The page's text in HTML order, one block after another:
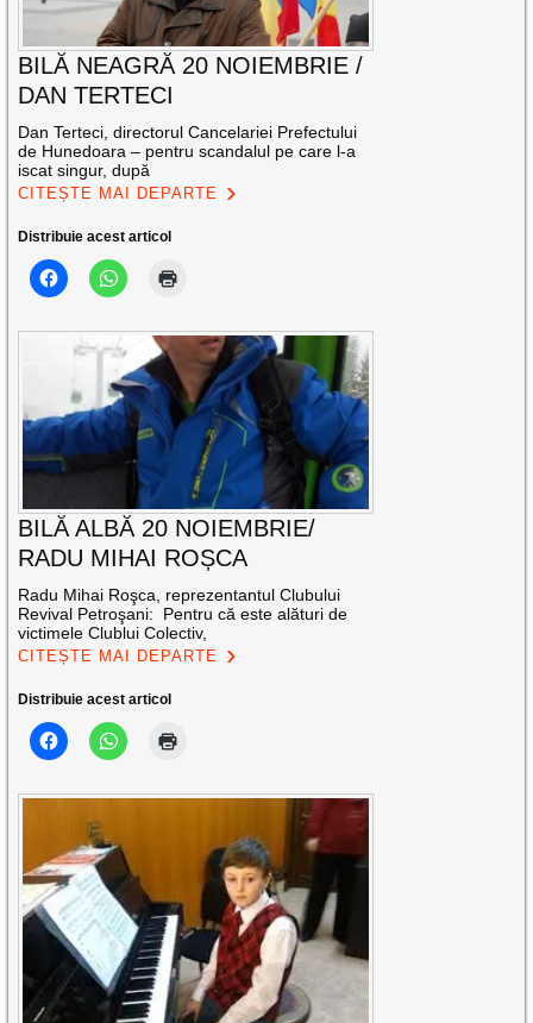
BILĂ NEAGRĂ 20 NOIEMBRIE /
DAN TERTECI
Dan Terteci, directorul Cancelariei Prefectului
de Hunedoara – pentru scandalul pe care l-a
iscat singur, după
CITEȘTE MAI DEPARTE
Distribuie acest articol
BILĂ ALBĂ 20 NOIEMBRIE/
RADU MIHAI ROȘCA
Radu Mihai Roşca, reprezentantul Clubului
Revival Petroşani: Pentru că este alături de
victimele Clublui Colectiv,
CITEȘTE MAI DEPARTE
Distribuie acest articol